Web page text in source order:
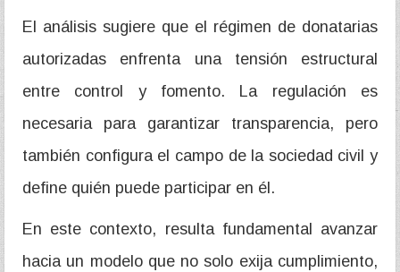
El análisis sugiere que el régimen de donatarias
autorizadas enfrenta una tensión estructural
entre control y fomento. La regulación es
necesaria para garantizar transparencia, pero
también configura el campo de la sociedad civil y
define quién puede participar en él.
En este contexto, resulta fundamental avanzar
hacia un modelo que no solo exija cumplimiento,